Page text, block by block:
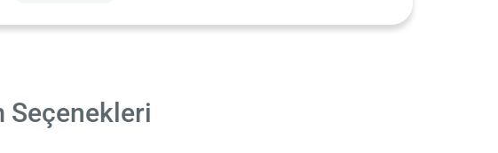
Seçenekleri